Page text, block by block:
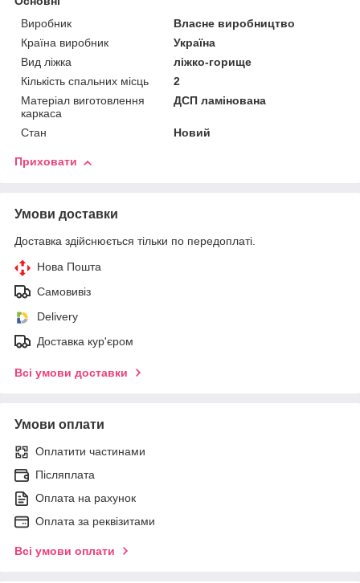
Виробник
Власне виробництво
Країна виробник
Україна
Вид ліжка
ліжко-горище
Кількість спальних місць
2
Матеріал виготовлення
каркаса
ДСП ламінована
Стан Новий
Приховати
Умови доставки
Доставка здійснюється тільки по передоплаті.
Нова Пошта
Самовивіз
Delivery
Доставка кур'єром
Всі умови доставки
Умови оплати
Оплатити частинами
Післяплата
Оплата на рахунок
Оплата за реквізитами
Всі умови оплати